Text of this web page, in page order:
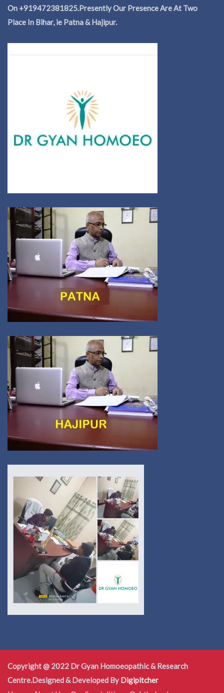
On +919472381825.Presently Our Presence Are At Two
Place In Bihar, ie Patna & Hajipur.
Copyright @ 2022 Dr Gyan Homoeopathic & Research
Centre.Designed & Developed By Digipitcher